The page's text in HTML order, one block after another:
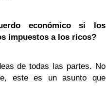
económico si los
impuestos a los ricos?
de todas las partes. No
este es un asunto que